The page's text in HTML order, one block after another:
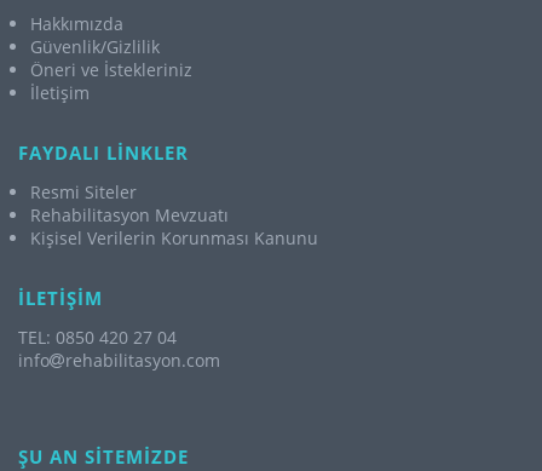
Hakkımızda
Güvenlik/Gizlilik
Öneri ve İstekleriniz
İletişim
FAYDALI LİNKLER
Resmi Siteler
Rehabilitasyon Mevzuatı
Kişisel Verilerin Korunması Kanunu
İLETİŞİM
TEL: 0850 420 27 04
info
rehabilitasyon.com
ŞU AN SİTEMİZDE